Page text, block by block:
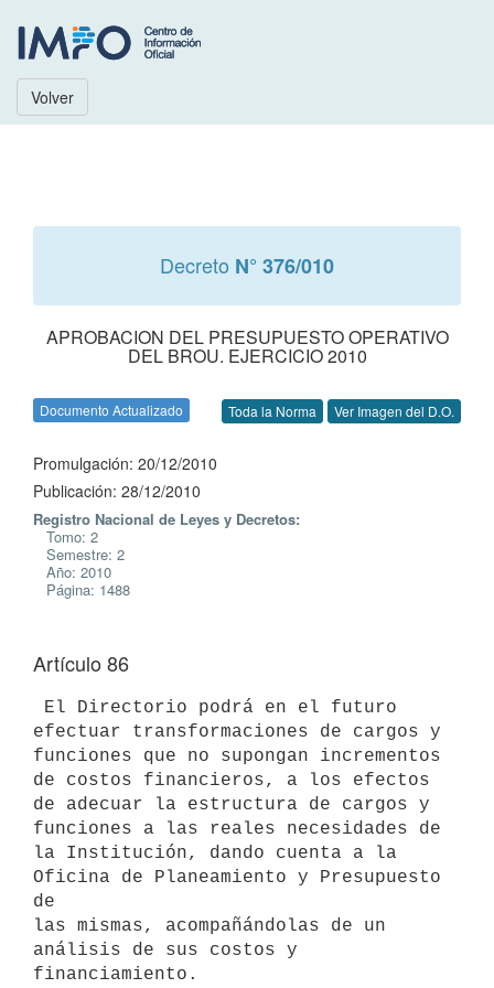
Volver
Decreto N° 376/010
APROBACION DEL PRESUPUESTO OPERATIVO
DEL BROU. EJERCICIO 2010
Documento Actualizado Toda la Norma Ver Imagen del D.O.
Promulgación: 20/12/2010
Publicación: 28/12/2010
Registro Nacional de Leyes y Decretos:
Tomo: 2
Semestre: 2
Año: 2010
Página: 1488
Artículo 86
efectuar transformaciones de cargos y
funciones que no supongan incrementos
de costos financieros, a los efectos
de adecuar la estructura de cargos y
funciones a las reales necesidades de
la Institución, dando cuenta a la
Oficina de Planeamiento y Presupuesto
de
las mismas, acompañándolas de un
análisis de sus costos y
financiamiento.